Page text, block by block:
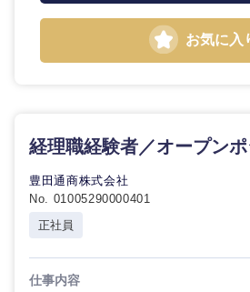
お気に入
経理職経験者／オープン
豊田通商株式会社
No. 01005290000401
正社員
仕事内容